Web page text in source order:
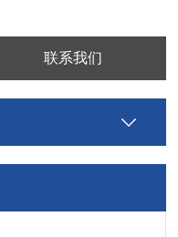
联系我们